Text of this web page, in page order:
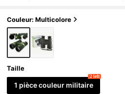
Couleur: Multicolore
Taille
1 pièce couleur militaire
2 left